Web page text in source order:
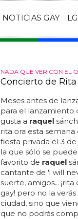
NOTICIAS GAY
NADA QUE VER CON EL
Concierto de
Meses antes de
para el
gusta a raquel
rita ora esta
fiesta privada el 3
la que sólo se
favorito de raquel
cantante de 'i will
suerte, amigos...
gay! pero no la
ciudad, sino que
que no podrás